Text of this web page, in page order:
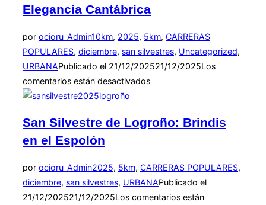
Elegancia Cantábrica
por ocioru_Admin10km, 2025, 5km, CARRERAS
POPULARES, diciembre, san silvestres, Uncategorized,
URBANAPublicado el 21/12/202521/12/2025Los
comentarios están desactivados
San Silvestre de Logroño: Brindis
en el Espolón
por ocioru_Admin2025, 5km, CARRERAS POPULARES,
diciembre, san silvestres, URBANAPublicado el
21/12/202521/12/2025Los comentarios están